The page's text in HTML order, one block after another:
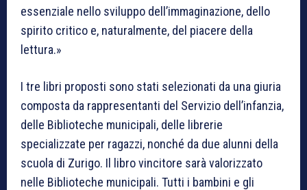
essenziale nello sviluppo dell’immaginazione, dello
spirito critico e, naturalmente, del piacere della
lettura.»
I tre libri proposti sono stati selezionati da una giuria
composta da rappresentanti del Servizio dell’infanzia,
delle Biblioteche municipali, delle librerie
specializzate per ragazzi, nonché da due alunni della
scuola di Zurigo. Il libro vincitore sarà valorizzato
nelle Biblioteche municipali. Tutti i bambini e gli